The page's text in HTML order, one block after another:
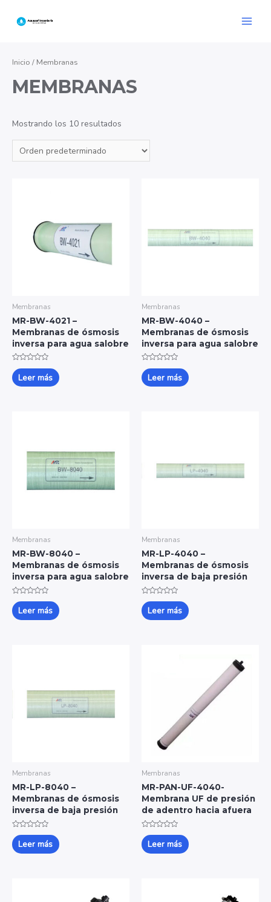
Inicio / Membranas
MEMBRANAS
Mostrando los 10 resultados
Membranas
MR-BW-4021 –
Membranas de ósmosis
inversa para agua salobre
Valorado
con
0
de
Leer más
Membranas
MR-BW-4040 –
Membranas de ósmosis
inversa para agua salobre
Valorado
con
0
de
Leer más
Membranas
MR-BW-8040 –
Membranas de ósmosis
inversa para agua salobre
Valorado
con
0
de
Leer más
Membranas
MR-LP-4040 –
Membranas de ósmosis
inversa de baja presión
Valorado
con
0
de
Leer más
Membranas
MR-LP-8040 –
Membranas de ósmosis
inversa de baja presión
Valorado
con
0
de
Leer más
Membranas
MR-PAN-UF-4040-
Membrana UF de presión
de adentro hacia afuera
Valorado
con
0
de
Leer más